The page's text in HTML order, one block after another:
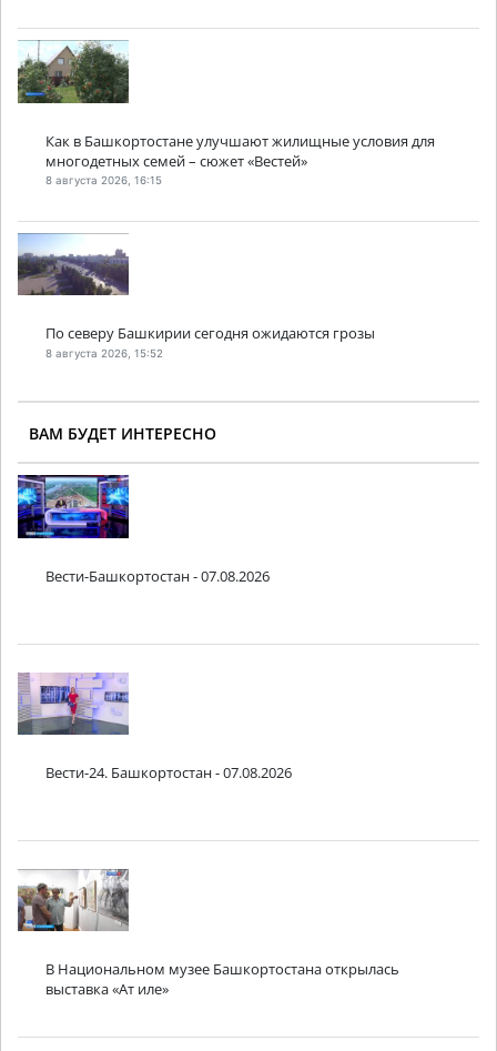
Как в Башкортостане улучшают жилищные условия для
многодетных семей – сюжет «Вестей»
8 августа 2026, 16:15
По северу Башкирии сегодня ожидаются грозы
8 августа 2026, 15:52
ВАМ БУДЕТ ИНТЕРЕСНО
Вести-Башкортостан - 07.08.2026
Вести-24. Башкортостан - 07.08.2026
В Национальном музее Башкортостана открылась
выставка «Ат иле»